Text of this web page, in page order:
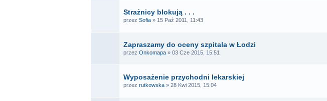
Strażnicy blokują . . .
przez Sofia » 15 Paź 2011, 11:43
Zapraszamy do oceny szpitala w Łodzi
przez Onkomapa » 03 Cze 2015, 15:51
Wyposażenie przychodni lekarskiej
przez rutkowska » 28 Kwi 2015, 15:04